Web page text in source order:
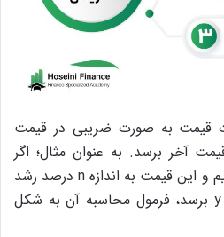
قیمت به صورت ضریبی در قیمت
آخر برسد. به عنوان مثال؛ ‌اگر
قیمت اولیه را x در نظر بگیریم و این قیمت به اندازه n درصد رشد
پیدا کند تا به قیمت نهایی y برسد، فرمول محاسبه آن به شکل